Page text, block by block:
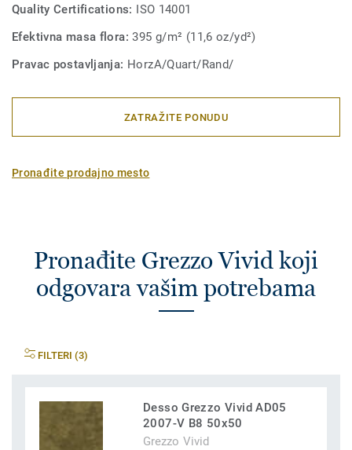
Quality Certifications: ISO 14001
Efektivna masa flora:395 g/m² (11,6 oz/yd²)
Pravac postavljanja: HorzA/Quart/Rand/
ZATRAŽITE PONUDU
Pronađite prodajno mesto
Pronađite Grezzo Vivid koji
odgovara vašim potrebama
FILTERI (3)
Desso Grezzo Vivid AD05
2007-V B8 50x50
Grezzo Vivid